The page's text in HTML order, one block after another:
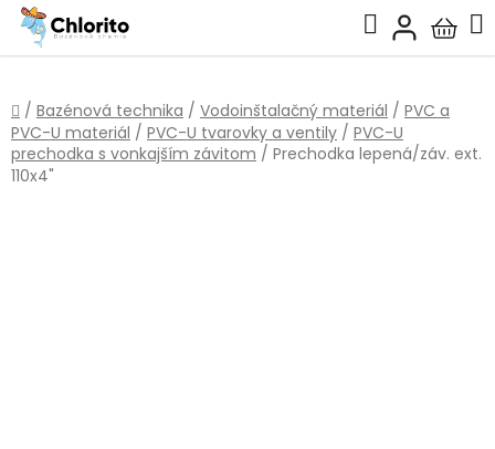
Prejsť
obsah
Hľadať
košík
Domov
/ Bazénová technika / Vodoinštalačný materiál / PVC a
PVC-U materiál / PVC-U tvarovky a ventily / PVC-U
prechodka s vonkajším závitom / Prechodka lepená/záv. ext.
110x4"